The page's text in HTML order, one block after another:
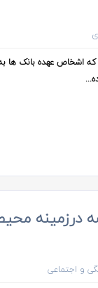
عادي: چکي است که اشخاص عهده بانک
درزمینه
و اجتماعی